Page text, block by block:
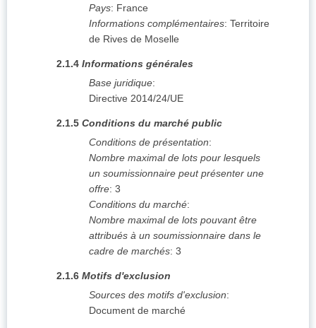
Pays: France
Informations complémentaires: Territoire
de Rives de Moselle
2.1.4 Informations générales
Base juridique:
Directive 2014/24/UE
2.1.5 Conditions du marché public
Conditions de présentation:
Nombre maximal de lots pour lesquels
un soumissionnaire peut présenter une
offre: 3
Conditions du marché:
Nombre maximal de lots pouvant être
attribués à un soumissionnaire dans le
cadre de marchés: 3
2.1.6 Motifs d'exclusion
Sources des motifs d'exclusion:
Document de marché